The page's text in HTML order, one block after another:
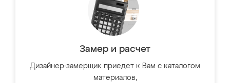
Замер и расчет
Дизайнер-замерщик приедет к Вам с каталогом
материалов,